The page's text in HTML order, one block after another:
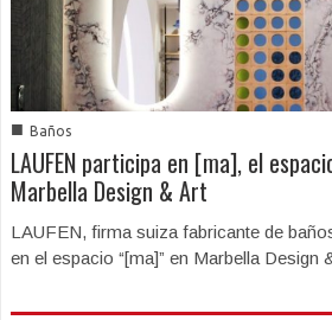
■ Baños
LAUFEN participa en [ma], el
Marbella Design & Art
LAUFEN, firma suiza fabricante de
en el espacio “[ma]” en Marbella Design